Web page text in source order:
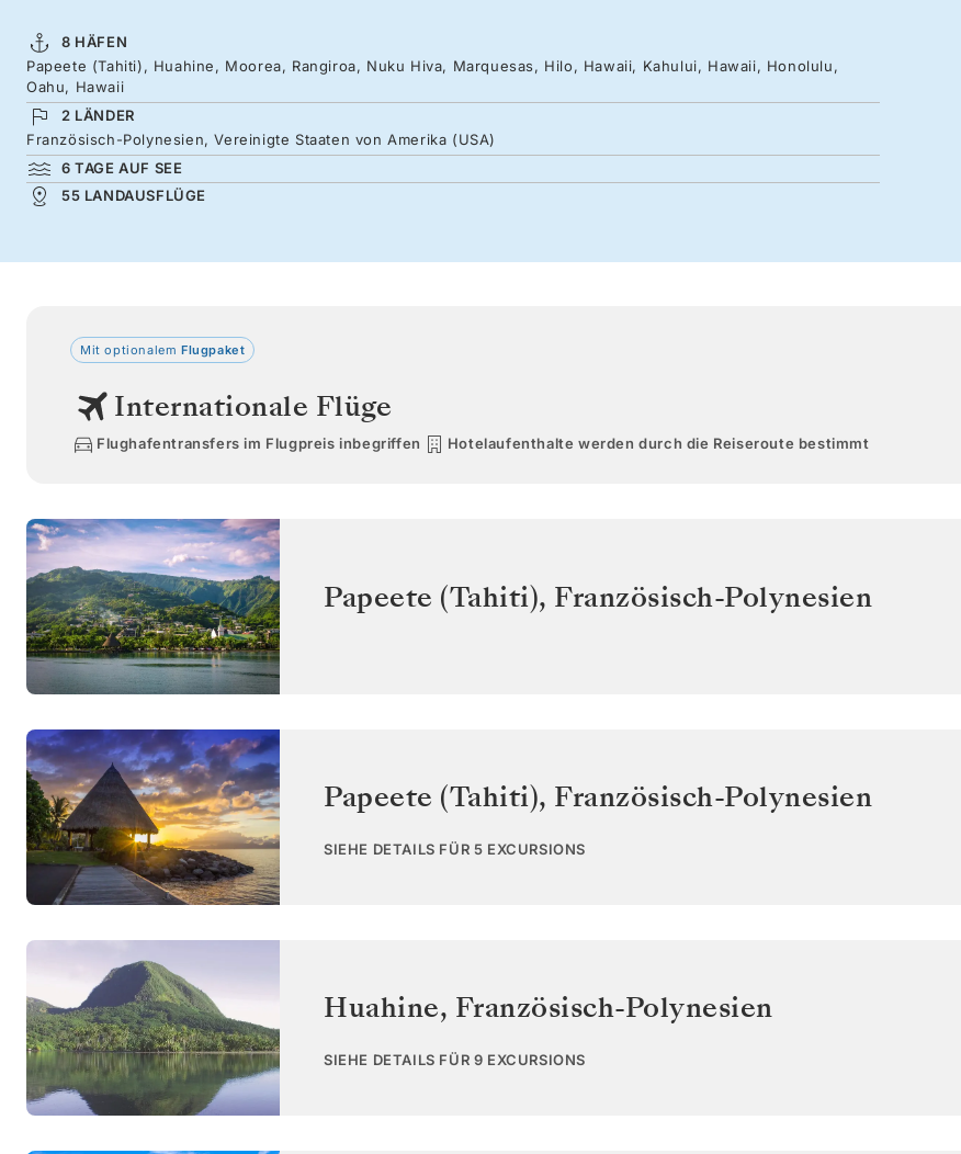
8 HÄFEN
Papeete (Tahiti), Huahine, Moorea, Rangiroa, Nuku Hiva, Marquesas, Hilo, Hawaii, Kahului, Hawaii, Honolulu,
Oahu, Hawaii
2 LÄNDER
Französisch-Polynesien, Vereinigte Staaten von Amerika (USA)
6 TAGE AUF SEE
55 LANDAUSFLÜGE
Mit optionalem Flugpaket
Internationale Flüge
Flughafentransfers im Flugpreis inbegriffen Hotelaufenthalte werden durch die Reiseroute bestimmt
Papeete (Tahiti), Französisch-Polynesien
Papeete (Tahiti), Französisch-Polynesien
SIEHE DETAILS FÜR 5 EXCURSIONS
Huahine, Französisch-Polynesien
SIEHE DETAILS FÜR 9 EXCURSIONS